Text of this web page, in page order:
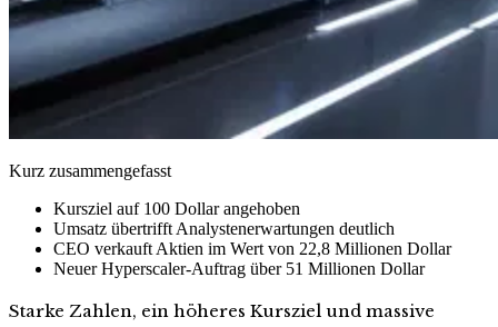
Kurz zusammengefasst
Kursziel auf 100 Dollar angehoben
Umsatz übertrifft Analystenerwartungen deutlich
CEO verkauft Aktien im Wert von 22,8 Millionen Dollar
Neuer Hyperscaler-Auftrag über 51 Millionen Dollar
Starke Zahlen, ein höheres Kursziel und massive